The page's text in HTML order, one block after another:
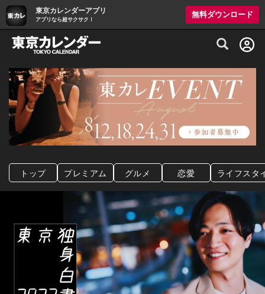
東京カレンダーアプリ
アプリなら超サクサク！
無料ダウンロード
グルメ情報・プレミアムレストラン予約
トップ プレミアム グルメ 恋愛 ライフスタ